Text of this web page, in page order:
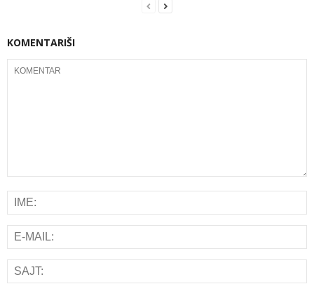
KOMENTARIŠI